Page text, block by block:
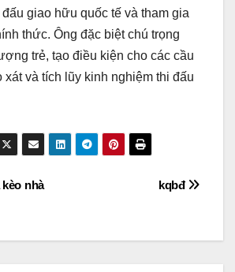
giao hữu quốc tế và tham gia
thức. Ông đặc biệt chú trọng
trẻ, tạo điều kiện cho các cầu
xát và tích lũy kinh nghiệm thi đấu
kqbđ
nhà